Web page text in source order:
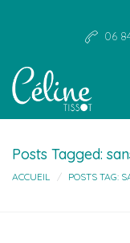
06
Posts Tagged:
ACCUEIL POSTS TAG: